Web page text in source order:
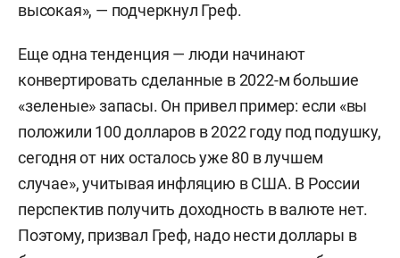
высокая», — подчеркнул Греф.
Еще одна тенденция — люди начинают
конвертировать сделанные в 2022-м большие
«зеленые» запасы. Он привел пример: если «вы
положили 100 долларов в 2022 году под подушку,
сегодня от них осталось уже 80 в лучшем
случае», учитывая инфляцию в США. В России
перспектив получить доходность в валюте нет.
Поэтому, призвал Греф, надо нести доллары в